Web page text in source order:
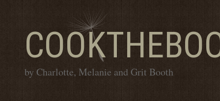
by Charlotte, Melanie and Grit Booth